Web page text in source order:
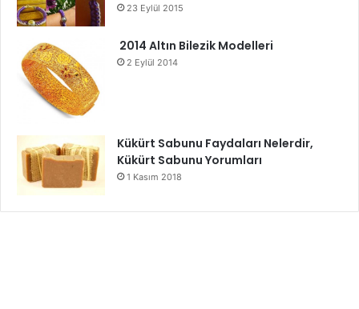
23 Eylül 2015
2014 Altın Bilezik Modelleri
2 Eylül 2014
Kükürt Sabunu Faydaları Nelerdir,
Kükürt Sabunu Yorumları
1 Kasım 2018